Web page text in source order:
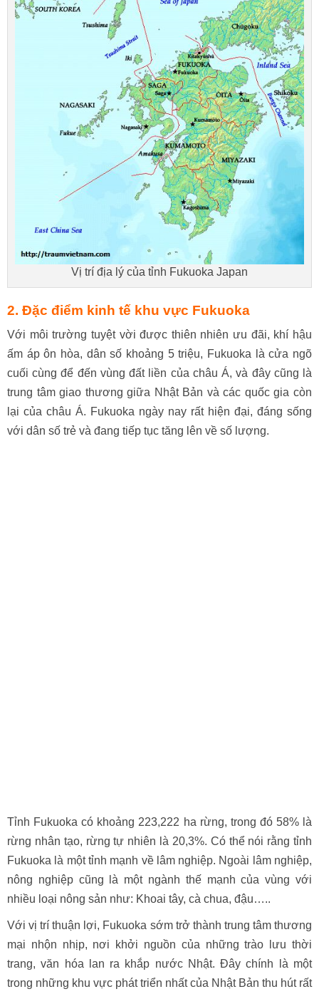
Vị trí địa lý của tỉnh Fukuoka Japan
2. Đặc điểm kinh tế khu vực Fukuoka
Với môi trường tuyệt vời được thiên nhiên ưu đãi, khí hậu
ấm áp ôn hòa, dân số khoảng 5 triệu, Fukuoka là cửa ngõ
cuối cùng để đến vùng đất liền của châu Á, và đây cũng là
trung tâm giao thương giữa Nhật Bản và các quốc gia còn
lại của châu Á. Fukuoka ngày nay rất hiện đại, đáng sống
với dân số trẻ và đang tiếp tục tăng lên về số lượng.
Tỉnh Fukuoka có khoảng 223,222 ha rừng, trong đó 58% là
rừng nhân tạo, rừng tự nhiên là 20,3%. Có thể nói rằng tỉnh
Fukuoka là một tỉnh mạnh về lâm nghiệp. Ngoài lâm nghiệp,
nông nghiệp cũng là một ngành thế mạnh của vùng với
nhiều loại nông sản như: Khoai tây, cà chua, đậu…..
Với vị trí thuận lợi, Fukuoka sớm trở thành trung tâm thương
mại nhộn nhịp, nơi khởi nguồn của những trào lưu thời
trang, văn hóa lan ra khắp nước Nhật. Đây chính là một
trong những khu vực phát triển nhất của Nhật Bản thu hút rất